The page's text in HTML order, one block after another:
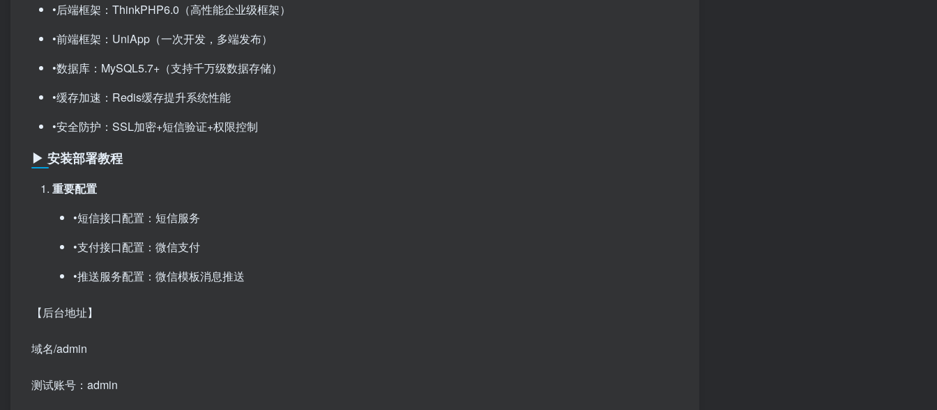
•后端框架：ThinkPHP6.0（高性能企业级框架）
•前端框架：UniApp（一次开发，多端发布）
•数据库：MySQL5.7+（支持千万级数据存储）
•缓存加速：Redis缓存提升系统性能
•安全防护：SSL加密+短信验证+权限控制
▶ 安装部署教程
重要配置
•短信接口配置：短信服务
•支付接口配置：微信支付
•推送服务配置：微信模板消息推送
【后台地址】
域名/admin
测试账号：admin